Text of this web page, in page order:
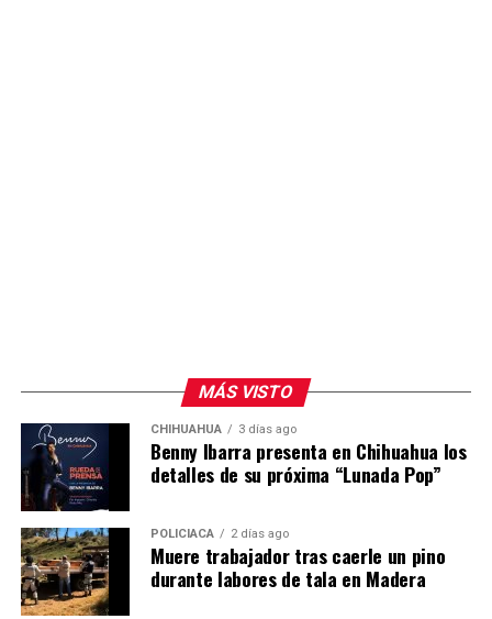
MÁS VISTO
CHIHUAHUA 3 días ago
Benny Ibarra presenta en Chihuahua los
detalles de su próxima “Lunada Pop”
POLICIACA 2 días ago
Muere trabajador tras caerle un pino
durante labores de tala en Madera